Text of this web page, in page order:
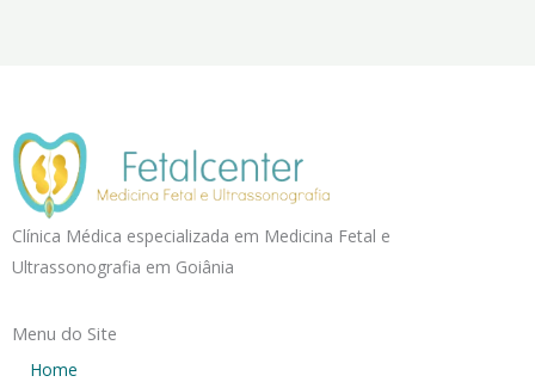
Clínica Médica especializada em Medicina Fetal e
Ultrassonografia em Goiânia
Menu do Site
Home